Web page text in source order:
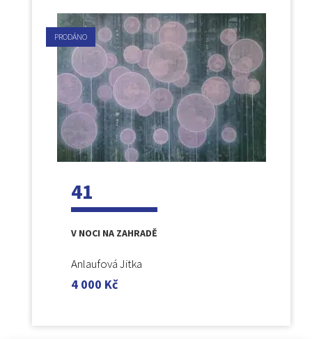
PRODÁNO
41
V NOCI NA ZAHRADĚ
Anlaufová Jitka
4 000 Kč